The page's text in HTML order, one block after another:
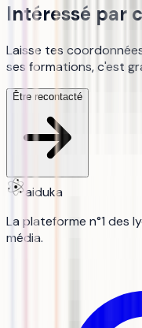
Intéressé par
Laisse tes
ses formations, c'est
Être recontacté
aiduka
La plateforme n°1 des
média.